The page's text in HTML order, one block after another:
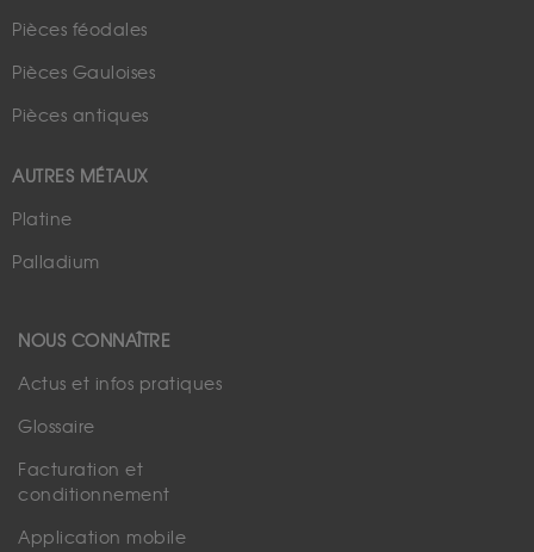
Pièces féodales
Pièces Gauloises
Pièces antiques
AUTRES MÉTAUX
Platine
Palladium
NOUS CONNAÎTRE
Actus et infos pratiques
Glossaire
Facturation et
conditionnement
Application mobile